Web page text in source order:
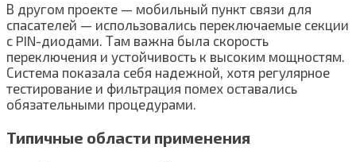
В другом проекте — мобильный пункт связи для
спасателей — использовались переключаемые секции
с PIN-диодами. Там важна была скорость
переключения и устойчивость к высоким мощностям.
Система показала себя надежной, хотя регулярное
тестирование и фильтрация помех оставались
обязательными процедурами.
Типичные области применения